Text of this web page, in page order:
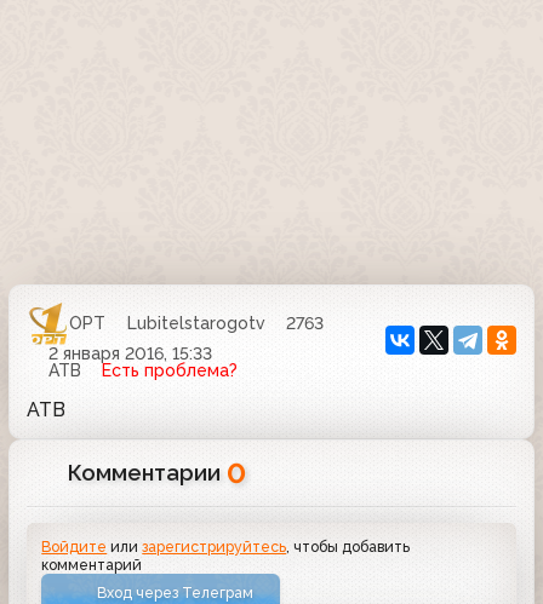
ОРТ Lubitelstarogotv
2763
2 января 2016, 15:33
АТВ
Есть проблема?
АТВ
Комментарии 0
Войдите илизарегистрируйтесь , чтобы добавить
комментарий
Вход через Телеграм